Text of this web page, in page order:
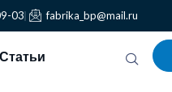
03 fabrika_bp@mail.ru
Статьи